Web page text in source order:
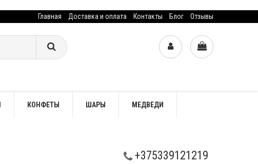
Главная Доставка и оплата Контакты Блог Отзывы
КОНФЕТЫ ШАРЫ МЕДВЕДИ
+375339121219